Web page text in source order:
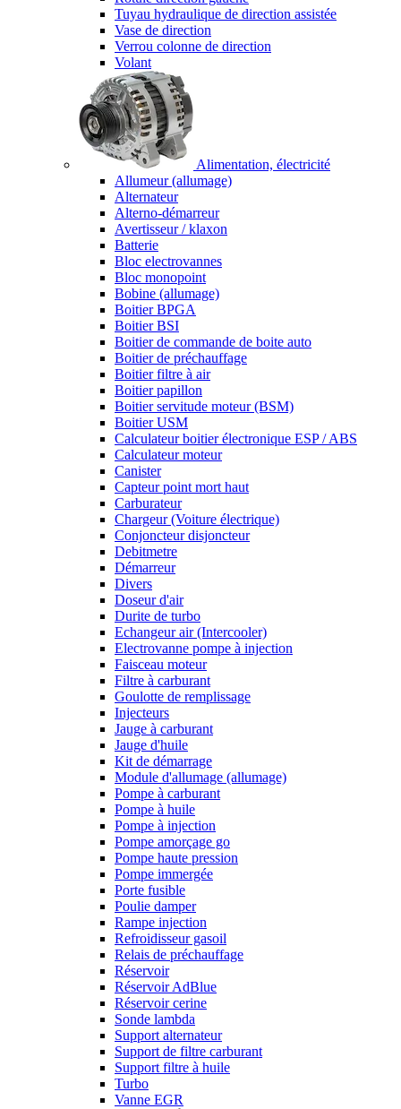
Tuyau hydraulique de direction assistée
Vase de direction
Verrou colonne de direction
Volant
Alimentation, électricité
Allumeur (allumage)
Alternateur
Alterno-démarreur
Avertisseur / klaxon
Batterie
Bloc electrovannes
Bloc monopoint
Bobine (allumage)
Boitier BPGA
Boitier BSI
Boitier de commande de boite auto
Boitier de préchauffage
Boitier filtre à air
Boitier papillon
Boitier servitude moteur (BSM)
Boitier USM
Calculateur boitier électronique ESP / ABS
Calculateur moteur
Canister
Capteur point mort haut
Carburateur
Chargeur (Voiture électrique)
Conjoncteur disjoncteur
Debitmetre
Démarreur
Divers
Doseur d'air
Durite de turbo
Echangeur air (Intercooler)
Electrovanne pompe à injection
Faisceau moteur
Filtre à carburant
Goulotte de remplissage
Injecteurs
Jauge à carburant
Jauge d'huile
Kit de démarrage
Module d'allumage (allumage)
Pompe à carburant
Pompe à huile
Pompe à injection
Pompe amorçage go
Pompe haute pression
Pompe immergée
Porte fusible
Poulie damper
Rampe injection
Refroidisseur gasoil
Relais de préchauffage
Réservoir
Réservoir AdBlue
Réservoir cerine
Sonde lambda
Support alternateur
Support de filtre carburant
Support filtre à huile
Turbo
Vanne EGR